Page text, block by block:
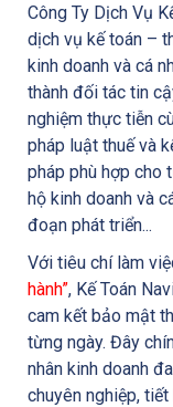
Công Ty Dịch Vụ
dịch vụ kế toán –
kinh doanh và cá
thành đối tác tin
nghiệm thực tiễn
pháp luật thuế và
pháp phù hợp cho
hộ kinh doanh và
đoạn phát triển...
Với tiêu chí làm
hành”, Kế Toán
cam kết bảo mật
từng ngày. Đây
nhân kinh doanh
chuyên nghiệp,